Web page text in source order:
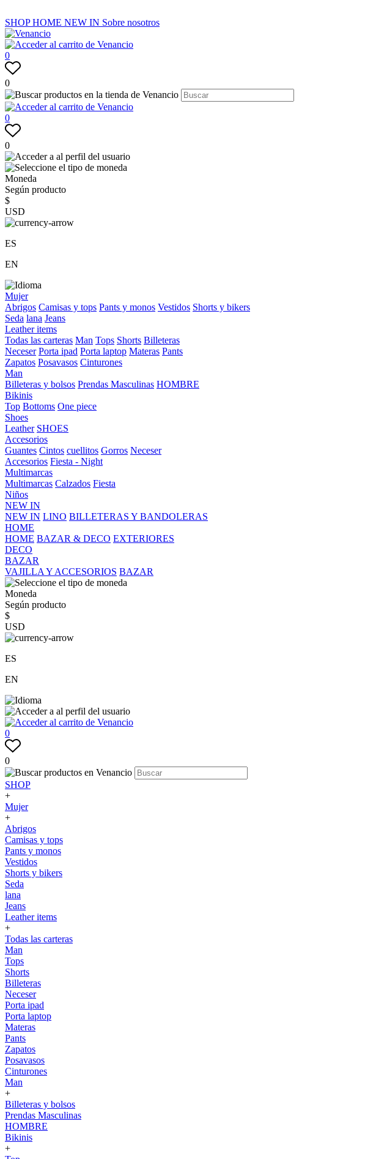
SHOPHOME NEW IN Sobre nosotros
0
0
0
0
Moneda
Según producto
$
USD
ES
EN
Mujer
Abrigos Camisas y tops Pants y monos Vestidos Shorts y bikers
Seda lana Jeans
Leather items
Todas las carteras Man Tops Shorts Billeteras
Neceser Porta ipad Porta laptop Materas Pants
Zapatos Posavasos Cinturones
Man
Billeteras y bolsos Prendas Masculinas HOMBRE
Bikinis
Top Bottoms One piece
Shoes
Leather SHOES
Accesorios
Guantes Cintos cuellitos Gorros Neceser
Accesorios Fiesta - Night
Multimarcas
Multimarcas Calzados Fiesta
Niños
NEW IN
NEW IN LINO BILLETERAS Y BANDOLERAS
HOME
HOME BAZAR & DECO EXTERIORES
DECO
BAZAR
VAJILLA Y ACCESORIOS BAZAR
Moneda
Según producto
$
USD
ES
EN
0
0
SHOP
+
Mujer
+
Abrigos
Camisas y tops
Pants y monos
Vestidos
Shorts y bikers
Seda
lana
Jeans
Leather items
+
Todas las carteras
Man
Tops
Shorts
Billeteras
Neceser
Porta ipad
Porta laptop
Materas
Pants
Zapatos
Posavasos
Cinturones
Man
+
Billeteras y bolsos
Prendas Masculinas
HOMBRE
Bikinis
+